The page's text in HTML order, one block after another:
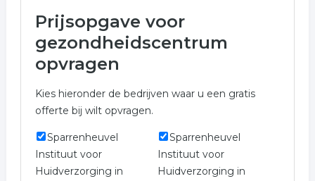
gezondheidscentrum in
Heusden
hieraan gerelateerde bedrijven in de regio Heusden om
een prijs bij op te vragen.
Vul onderstaand formulier in voor een prijs indicatie
over gezondheidscentrum uit Heusden. Het overzicht
bevat gezondheidscentrum in de regio Heusden.
Prijsopgave voor
gezondheidscentrum
opvragen
Kies hieronder de bedrijven waar u een gratis
offerte bij wilt opvragen.
Sparrenheuvel
Instituut voor
Huidverzorging in
Sparrenheuvel
Instituut voor
Huidverzorging in